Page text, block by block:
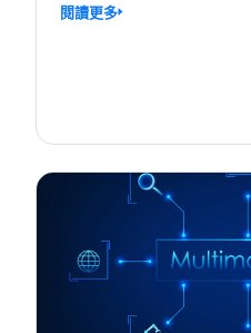
這場革命，不僅節省了大
閱讀更多